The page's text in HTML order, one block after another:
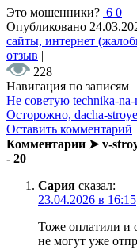
Это мошенники? 6 0
Опубликовано
сайты, интернет
отзыв |
228
Навигация по записям
Не советую technika-na-
Осторожно, dacha-
Оставить комментарий
Комментарии ➤ v-
- 20
Сария сказал:
23.04.2026 в 16:15
Тоже оплатили и
не могут уже